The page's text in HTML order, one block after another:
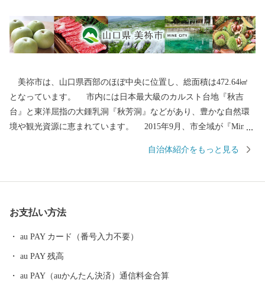
美祢市は、山口県西部のほぼ中央に位置し、総面積は472.64㎢
となっています。 市内には日本最大級のカルスト台地『秋吉
台』と東洋屈指の大鍾乳洞『秋芳洞』などがあり、豊かな自然環
境や観光資源に恵まれています。 2015年9月、市全域が『Mine
2026年4月にはユネスコ世界ジオパークとしても認定されました。
かな自然が生み出した逸品を是非ご堪能ください。
自治体紹介をもっと見る
お支払い方法
au PAY カード（番号入力不要）
au PAY 残高
au PAY（auかんたん決済）通信料金合算